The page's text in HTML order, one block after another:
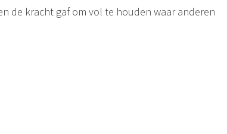
de kracht gaf om vol te houden waar anderen